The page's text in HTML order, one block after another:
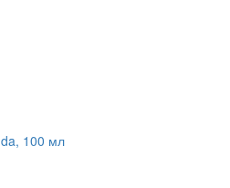
100 мл